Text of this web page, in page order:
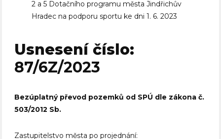
2 a 5 Dotačního programu města Jindřichův
Hradec na podporu sportu ke dni 1. 6. 2023
Usnesení číslo:
87/6Z/2023
Bezúplatný převod pozemků od SPÚ dle zákona č.
503/2012 Sb.
Zastupitelstvo města po projednání: